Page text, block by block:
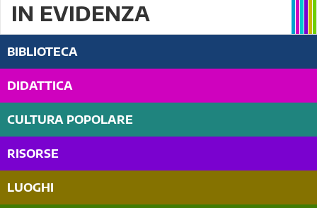
IN EVIDENZA
BIBLIOTECA
DIDATTICA
CULTURA POPOLARE
RISORSE
LUOGHI